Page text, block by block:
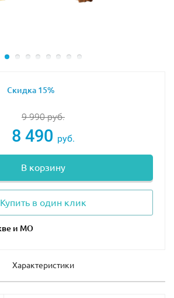
9 990руб.
8 490 руб.
В корзину
Купить в один клик
Скидка 15%
Характеристики